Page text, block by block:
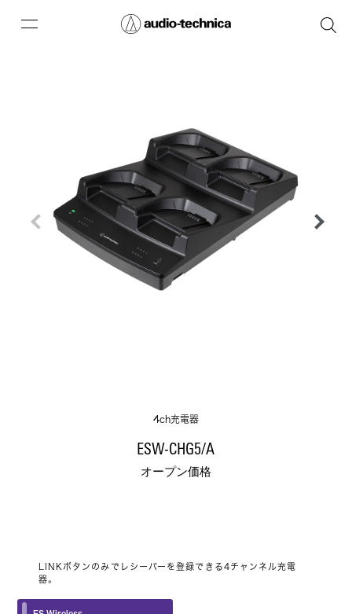
4ch充電器
ESW-CHG5/A
オープン価格
LINKボタンのみでレシーバーを登録できる4チャンネル充電
器。